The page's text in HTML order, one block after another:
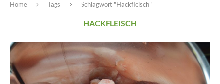
Home Tags Schlagwort "Hackfleisch"
HACKFLEISCH